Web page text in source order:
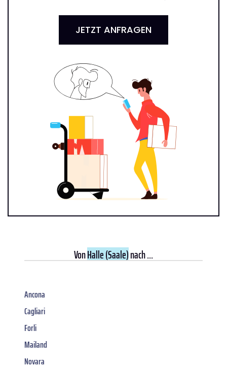
JETZT ANFRAGEN
VonHalle (Saale)nach ...
Ancona
Cagliari
Forli
Mailand
Novara